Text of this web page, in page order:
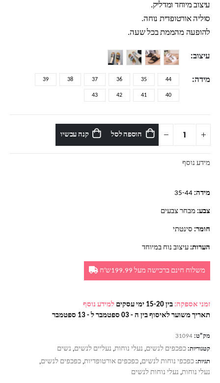
עיצוב מיוחד ומדליק.
סוליה אורטופדית נוחה.
להופעה מהממת בכל שעה.
עיצוב
מידה 44
35
36
37
38
39
40
41
42
43
הוספה לסל קנה עכשיו
מידע נוסף
מידה: 35-44
צבע: מבחר צבעים
חומר: סינטתי
הערות: עיצוב נוח במיוחד
משלוח חינם ברכישה מעל 199.99ש'ח
זמני אספקה: בין 15-20 ימי עסקים
למידע נוסף
תאריך משוער לאיסוף בין ה - 03 ספטמבר ל - 13 ספטמבר
מק"ט: 31094
קטגוריות: כפכפים לנשים, נעלי נוחות, נעליים לנשים, נשים
תגיות: כפכפי נוחות לנשים, כפכפים אורטופדיות, כפכפים לנשים,
נעלי נוחות, נעלי נוחות לנשים